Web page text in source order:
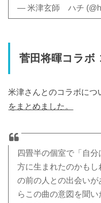
— 米津玄師 ハチ
菅田将暉コラボ
米津さんとのコラボにつ
をまとめました。
四畳半の個室で「自
方に生まれたのかもし
の前の人との出会い
らこの曲の意図を聞